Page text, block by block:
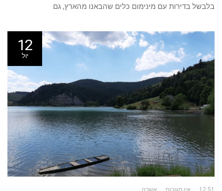
בלבשל בדירות עם מינימום כלים שהבאנו מהארץ, גם
12
יול
12:51 אין תגובות אשרה